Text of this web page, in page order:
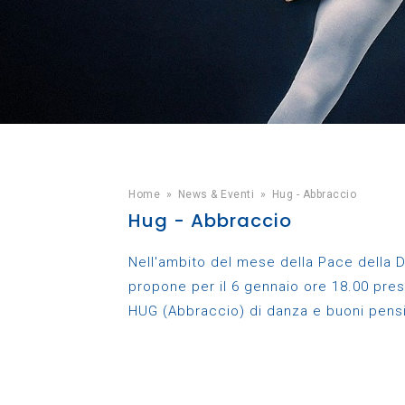
Home » News & Eventi » Hug - Abbraccio
Hug - Abbraccio
Nell'ambito del mese della Pace della
propone per il 6 gennaio ore 18.00
HUG (Abbraccio) di danza e buoni